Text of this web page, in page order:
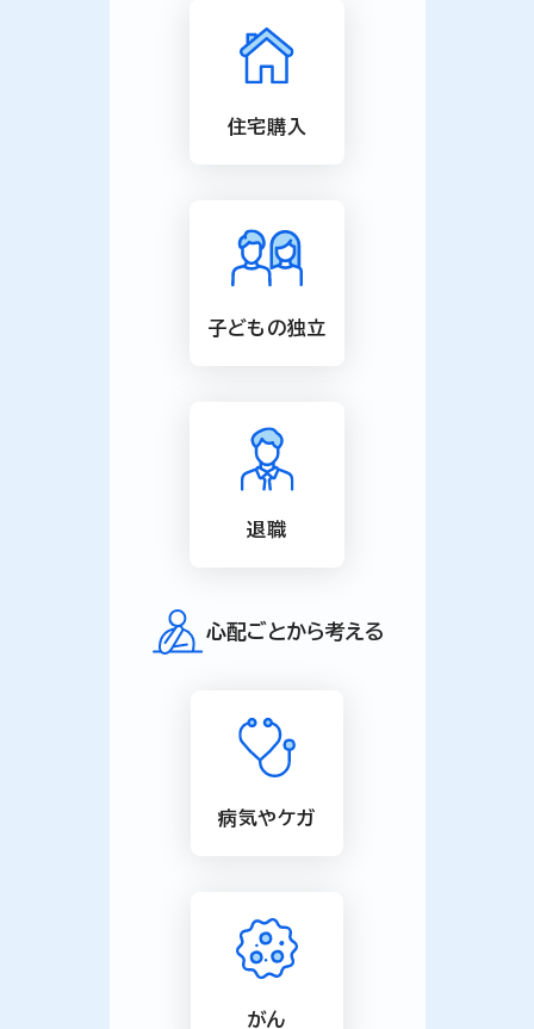
住宅購入
子どもの独立
退職
心配ごとから考える
病気やケガ
がん